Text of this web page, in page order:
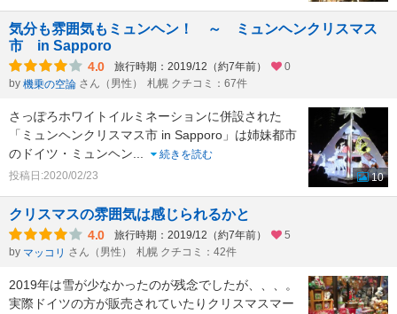
気分も雰囲気もミュンヘン！ ～ ミュンヘンクリスマス
市 in Sapporo
4.0 旅行時期：2019/12（約7年前）
0
by 機乗の空論 さん（男性） 札幌 クチコミ：67件
さっぽろホワイトイルミネーションに併設された
「ミュンヘンクリスマス市 in Sapporo」は姉妹都市
のドイツ・ミュンヘン
続きを読む
投稿日:2020/02/23
10
クリスマスの雰囲気は感じられるかと
4.0 旅行時期：2019/12（約7年前）
5
by マッコリ さん（男性） 札幌 クチコミ：42件
2019年は雪が少なかったのが残念でしたが、、、。
実際ドイツの方が販売されていたりクリスマスマー